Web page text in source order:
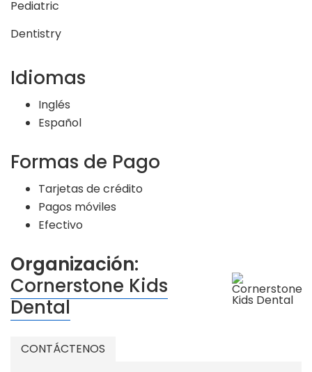
Idiomas
Inglés
Español
Formas de Pago
Tarjetas de crédito
Pagos móviles
Efectivo
Organización:
Cornerstone Kids
Dental
CONTÁCTENOS